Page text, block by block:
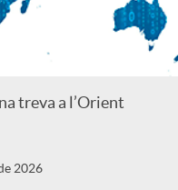
treva a l’Orient
2026